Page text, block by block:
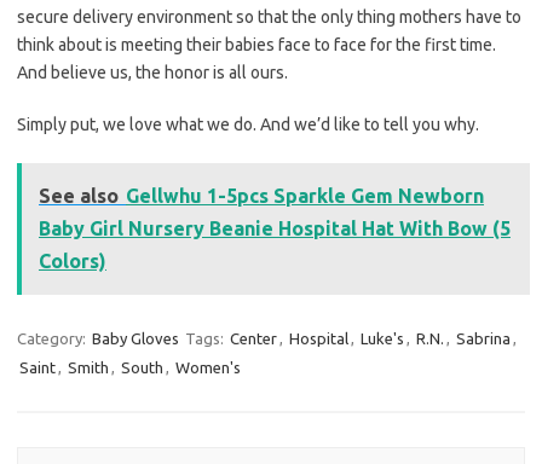
secure delivery environment so that the only thing mothers have to
think about is meeting their babies face to face for the first time.
And believe us, the honor is all ours.
Simply put, we love what we do. And we’d like to tell you why.
See also Gellwhu 1-5pcs Sparkle Gem Newborn
Baby Girl Nursery Beanie Hospital Hat With Bow (5
Colors)
Category: Baby Gloves Tags: Center, Hospital, Luke's , R.N. , Sabrina ,
Saint, Smith , South , Women's